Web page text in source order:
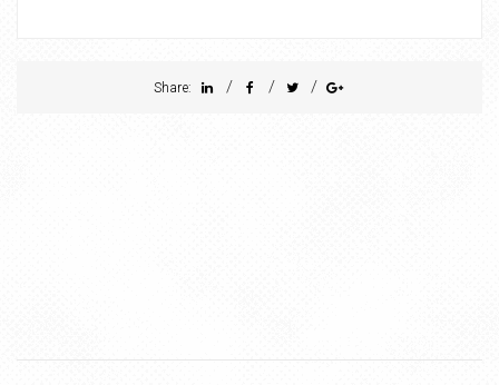
Share: / / /